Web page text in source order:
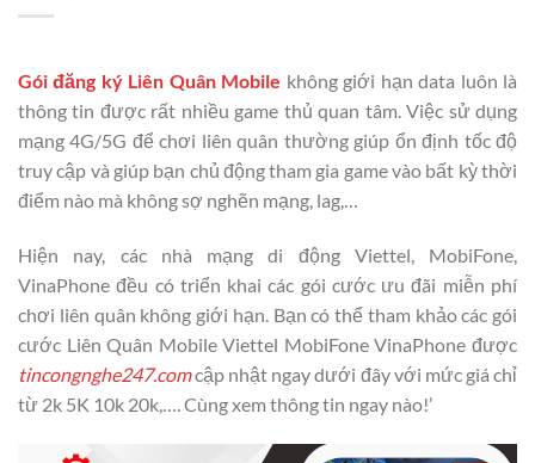
Gói đăng ký Liên Quân Mobile không giới hạn data luôn là
thông tin được rất nhiều game thủ quan tâm. Việc sử dụng
mạng 4G/5G để chơi liên quân thường giúp ổn định tốc độ
truy cập và giúp bạn chủ động tham gia game vào bất kỳ thời
điểm nào mà không sợ nghẽn mạng, lag,…
Hiện nay, các nhà mạng di động Viettel, MobiFone,
VinaPhone đều có triển khai các gói cước ưu đãi miễn phí
chơi liên quân không giới hạn. Bạn có thể tham khảo các gói
cước Liên Quân Mobile Viettel MobiFone VinaPhone được
tincongnghe247.comcập nhật ngay dưới đây với mức giá chỉ
từ 2k 5K 10k 20k,…. Cùng xem thông tin ngay nào!’